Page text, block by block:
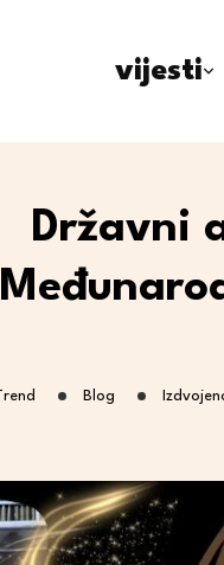
vijesti
Državni
Blog